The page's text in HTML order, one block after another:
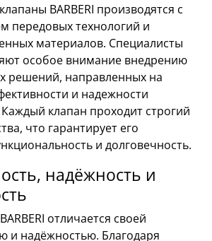
BARBERI производятся с
передовых технологий и
материалов. Специалисты
особое внимание внедрению
решений, направленных на
и надежности
клапан проходит строгий
что гарантирует его
и долговечность.
надёжность и
отличается своей
и надёжностью. Благодаря